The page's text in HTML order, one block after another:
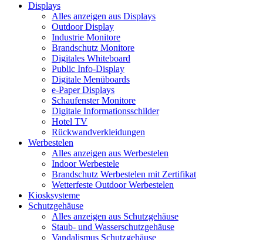
Displays
Alles anzeigen aus Displays
Outdoor Display
Industrie Monitore
Brandschutz Monitore
Digitales Whiteboard
Public Info-Display
Digitale Menüboards
e-Paper Displays
Schaufenster Monitore
Digitale Informationsschilder
Hotel TV
Rückwandverkleidungen
Werbestelen
Alles anzeigen aus Werbestelen
Indoor Werbestele
Brandschutz Werbestelen mit Zertifikat
Wetterfeste Outdoor Werbestelen
Kiosksysteme
Schutzgehäuse
Alles anzeigen aus Schutzgehäuse
Staub- und Wasserschutzgehäuse
Vandalismus Schutzgehäuse